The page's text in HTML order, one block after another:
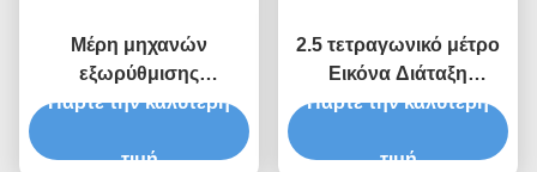
Μέρη μηχανών
εξωρύθμισης
συσκευασίας PET PP
Πάρτε την καλύτερη
τιμή
2.5 τετραγωνικό μέτρο
Εικόνα Διάταξη
Διάταξης Διάταξης
Εξωτερικά μέρη για την
Πάρτε την καλύτερη
τιμή